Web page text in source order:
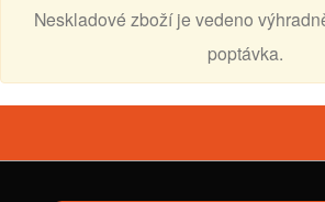
Neskladové zboží je vedeno
poptávka.